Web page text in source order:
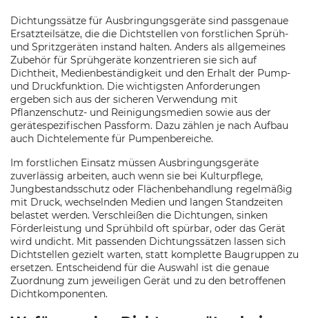
Dichtungssätze für Ausbringungsgeräte sind passgenaue
Ersatzteilsätze, die die Dichtstellen von forstlichen Sprüh-
und Spritzgeräten instand halten. Anders als allgemeines
Zubehör für Sprühgeräte konzentrieren sie sich auf
Dichtheit, Medienbeständigkeit und den Erhalt der Pump-
und Druckfunktion. Die wichtigsten Anforderungen
ergeben sich aus der sicheren Verwendung mit
Pflanzenschutz- und Reinigungsmedien sowie aus der
gerätespezifischen Passform. Dazu zählen je nach Aufbau
auch Dichtelemente für Pumpenbereiche.
Im forstlichen Einsatz müssen Ausbringungsgeräte
zuverlässig arbeiten, auch wenn sie bei Kulturpflege,
Jungbestandsschutz oder Flächenbehandlung regelmäßig
mit Druck, wechselnden Medien und langen Standzeiten
belastet werden. Verschleißen die Dichtungen, sinken
Förderleistung und Sprühbild oft spürbar, oder das Gerät
wird undicht. Mit passenden Dichtungssätzen lassen sich
Dichtstellen gezielt warten, statt komplette Baugruppen zu
ersetzen. Entscheidend für die Auswahl ist die genaue
Zuordnung zum jeweiligen Gerät und zu den betroffenen
Dichtkomponenten.